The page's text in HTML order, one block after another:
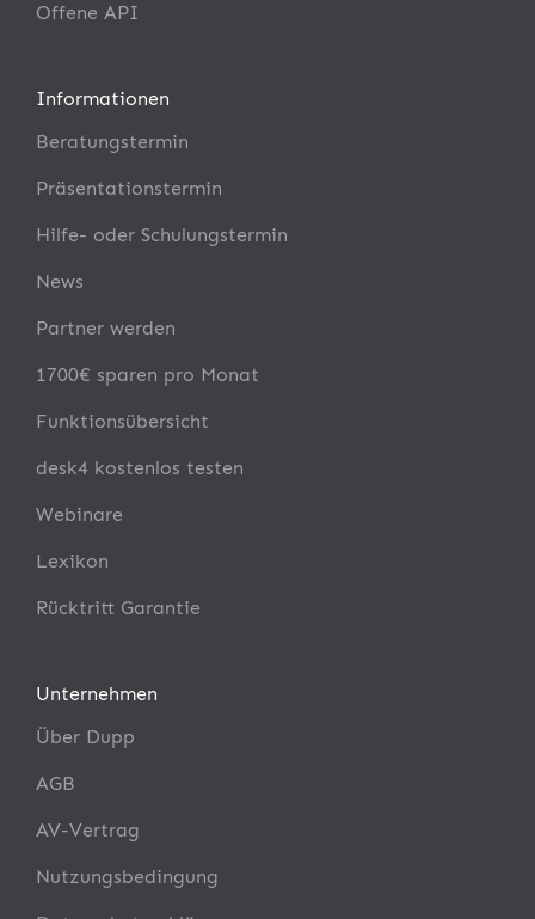
Offene API
Informationen
Beratungstermin
Präsentationstermin
Hilfe- oder Schulungstermin
News
Partner werden
1700€ sparen pro Monat
Funktionsübersicht
desk4 kostenlos testen
Webinare
Lexikon
Rücktritt Garantie
Unternehmen
Über Dupp
AGB
AV-Vertrag
Nutzungsbedingung